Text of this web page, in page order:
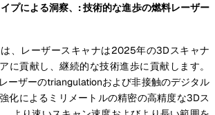
プによる洞察、: 技術的な進歩の燃料レーザー
、レーザースキャナは2025年の3Dスキャナ
に貢献し、継続的な技術進歩に貢献します。
ーザーのtriangulationおよび非接触のデジタル
化によるミリメートルの精密の高精度な3Dス